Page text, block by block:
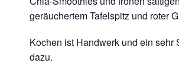
geräuchertem Tafelspitz und roter
Kochen ist Handwerk und ein sehr
dazu.